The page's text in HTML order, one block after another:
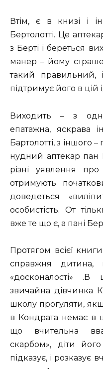
Втім, є в книзі і
Бертолотті. Це
з Берті і береться
манер – йому
такий правильний,
підтримує його в цій
Виходить – з
епатажна, яскрава
Бартолотті, з іншого
нудний аптекар пан
різні уявлення
отримують
доведеться
особистість. От
вже те що є, а пані
Протягом всієї
справжня дитина,
«досконалості»
звичайна дівчинка
школу прогуляти,
в Кондрата немає в
що вчительна
скарбом», діти
підказує, і розказує